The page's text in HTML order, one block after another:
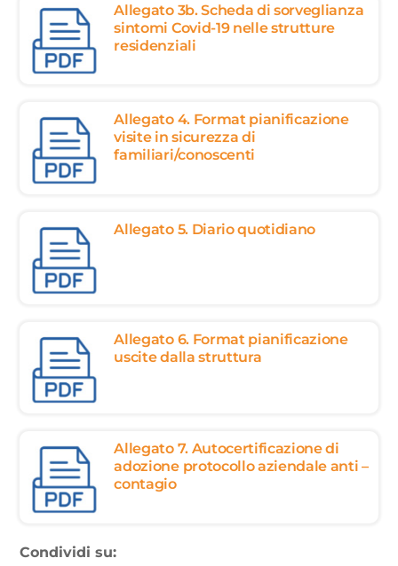
Allegato 3b. Scheda di sorveglianza
sintomi Covid-19 nelle strutture
residenziali
Allegato 4. Format pianificazione
visite in sicurezza di
familiari/conoscenti
Allegato 5. Diario quotidiano
Allegato 6. Format pianificazione
uscite dalla struttura
Allegato 7. Autocertificazione di
adozione protocollo aziendale anti –
contagio
Condividi su: